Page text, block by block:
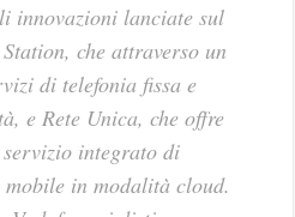
innovazioni lanciate sul
che attraverso un
di telefonia fissa e
e Rete Unica, che offre
integrato di
mobile in modalità cloud.